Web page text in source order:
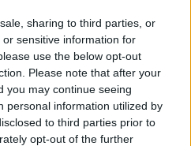
sharing to third parties, or
sensitive information for
use the below opt-out
Please note that after your
you may continue seeing
personal information utilized by
to third parties prior to
opt-out of the further
που ανέβασε η
από τις διακοπές της με
Ευαγγελάτο στα Επτάνησα
Παπουτσάκη: Ποζάρει
με μπικίνι στη
σε καλοκαιρινή